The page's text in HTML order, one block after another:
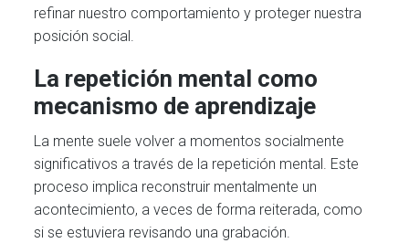
refinar nuestro comportamiento y proteger nuestra
posición social.
La repetición mental como
mecanismo de aprendizaje
La mente suele volver a momentos socialmente
significativos a través de la repetición mental. Este
proceso implica reconstruir mentalmente un
acontecimiento, a veces de forma reiterada, como
si se estuviera revisando una grabación.